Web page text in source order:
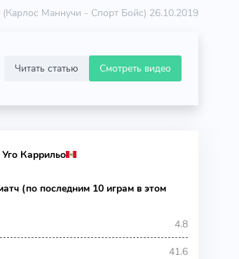
Маннучи - Спорт Бойс) 26.10.2019
Читать статью Смотреть видео
Каррильо
(по последним 10 играм в этом
4.8
41.6